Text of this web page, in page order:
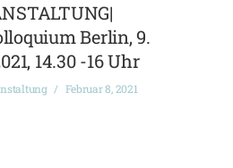
Berlin, 9.
14.30 -16 Uhr
Februar 8, 2021